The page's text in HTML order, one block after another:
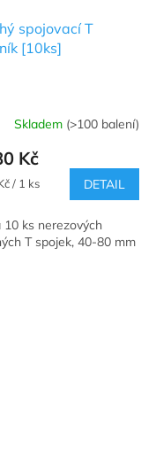
spojovací T
[10ks]
Skladem (>100 balení)
Kč
/ 1 ks DETAIL
10 ks nerezových
T spojek, 40-80 mm